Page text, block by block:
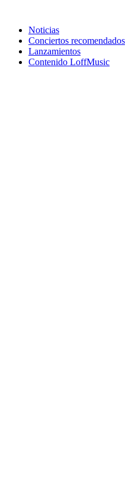
Noticias
Conciertos recomendados
Lanzamientos
Contenido LoffMusic